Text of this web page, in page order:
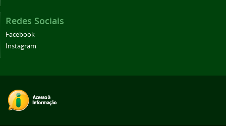
Redes Sociais
Facebook
Instagram